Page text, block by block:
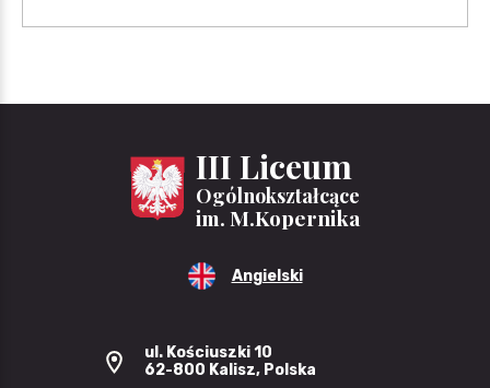
III Liceum
Ogólnokształcące
im. M.Kopernika
Angielski
ul. Kościuszki 10
62-800 Kalisz, Polska